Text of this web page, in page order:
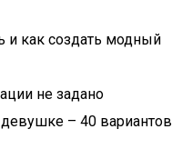
и как создать модный
– 40 вариантов